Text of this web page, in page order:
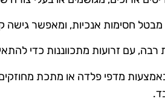
חסימות אנכיות, ומאפשר גישה
עם זרועות מתכווננות כדי
מדפי פלדה או מתכת